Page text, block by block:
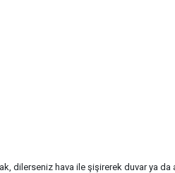
dilerseniz hava ile şişirerek duvar ya